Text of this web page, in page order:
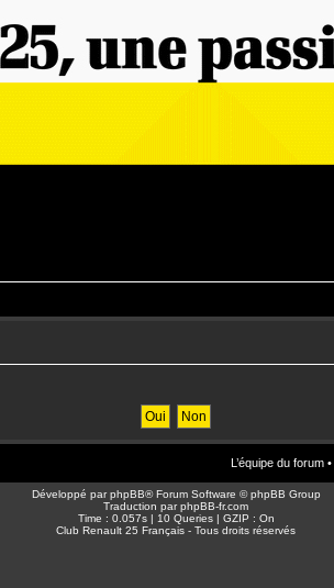
L’équipe du forum •
Développé parphpBB® Forum Software © phpBB Group
Traduction parphpBB-fr.com
Time : 0.057s | 10 Queries | GZIP : On
Club Renault 25 Français - Tous droits réservés